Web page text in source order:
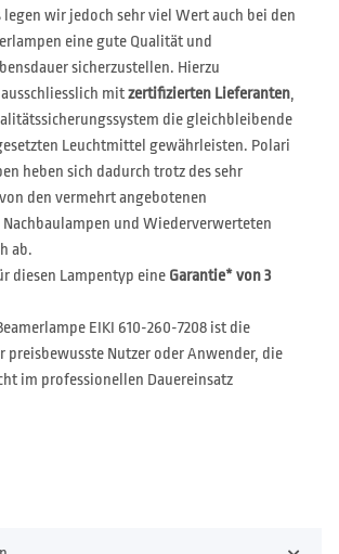
wir jedoch sehr viel Wert auch bei den
eine gute Qualität und
sicherzustellen. Hierzu
mitzertifizierten Lieferanten,
die gleichbleibende
Leuchtmittel gewährleisten. Polari
heben sich dadurch trotz des sehr
den vermehrt angebotenen
und Wiederverwerteten
ab.
diesen Lampentyp eine Garantie* von 3
EIKI 610-260-7208 ist die
preisbewusste Nutzer oder Anwender, die
im professionellen Dauereinsatz